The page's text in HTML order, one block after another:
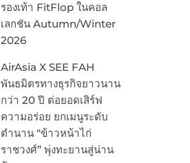
รองเท้า FitFlop ในคอล
เลกชัน Autumn/Winter
2026
AirAsia X SEE FAH
พันธมิตรทางธุรกิจยาวนาน
กว่า 20 ปี ต่อยอดเสิร์ฟ
ความอร่อย ยกเมนูระดับ
ตำนาน “ข้าวหน้าไก่
ราชวงศ์” พุ่งทะยานสู่น่าน